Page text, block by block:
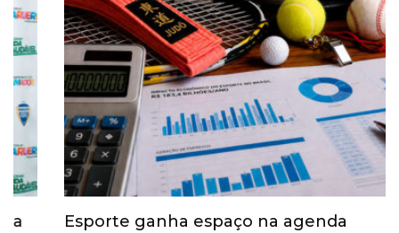
Esporte ganha espaço na agenda